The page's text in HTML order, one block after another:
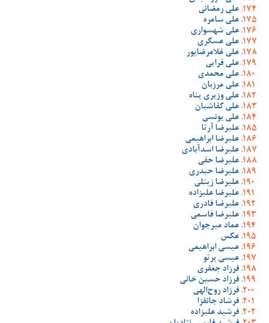
علی رمضانی
علی سامره
علی شهسواری
علی عسگری
علی غلامرضاپور
علی قرایی
علی محمدی
علی مرزبان
علی وزیری پناه
علی کفاشیان
علی یونسی
علیرضا آرتا
علیرضا ابراهیمی
علیرضا اسدآبادی
علیرضا حقی
علیرضا حیدری
علیرضا زینلی
علیرضا علیزاده
علیرضا قادری
علیرضا قاسمی
عماد میرجوان
عکس
عیسی ابراهیمی
عیسی پرتو
فرزاد جعفری
فرزاد حسین خانی
فرزاد روح‌الهی
فرشاد جانفزا
فرشید علیزاده